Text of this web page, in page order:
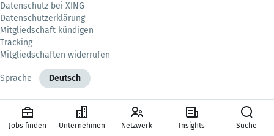
Datenschutz bei XING
Datenschutzerklärung
Mitgliedschaft kündigen
Tracking
Mitgliedschaften widerrufen
Sprache Deutsch
Jobs finden Unternehmen Netzwerk Insights Suche